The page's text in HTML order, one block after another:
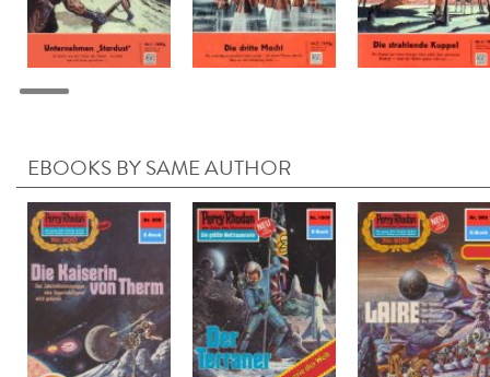
EBOOKS BY SAME AUTHOR